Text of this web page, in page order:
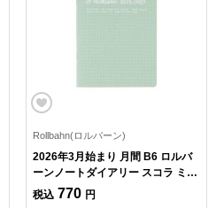
Rollbahn(ロルバーン)
2026年3月始まり 月間 B6 ロルバ
ーンノートダイアリー スコラ ミン
ト
税込 770 円